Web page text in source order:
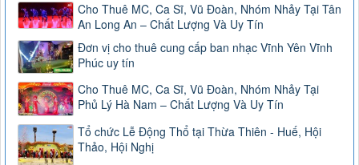
Cho Thuê MC, Ca Sĩ, Vũ Đoàn, Nhóm Nhảy Tại Tân
An Long An – Chất Lượng Và Uy Tín
Đơn vị cho thuê cung cấp ban nhạc Vĩnh Yên Vĩnh
Phúc uy tín
Cho Thuê MC, Ca Sĩ, Vũ Đoàn, Nhóm Nhảy Tại
Phủ Lý Hà Nam – Chất Lượng Và Uy Tín
Tổ chức Lễ Động Thổ tại Thừa Thiên - Huế, Hội
Thảo, Hội Nghị